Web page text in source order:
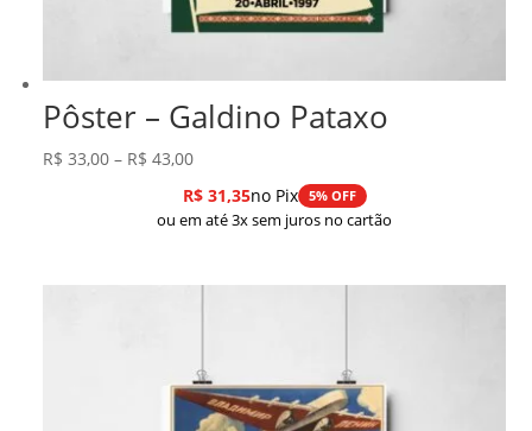
Pôster – Galdino Pataxo
R$ 33,00 – R$ 43,00Faixa
de
preço:
através
R$31,35no Pix 5% OFF
ou em até 3x sem juros no cartão